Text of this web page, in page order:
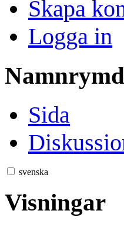
Skapa
Logga in
Sida
svenska
Visningar